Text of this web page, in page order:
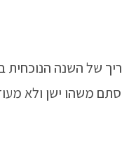
של השנה הנוכחית
משהו ישן ולא